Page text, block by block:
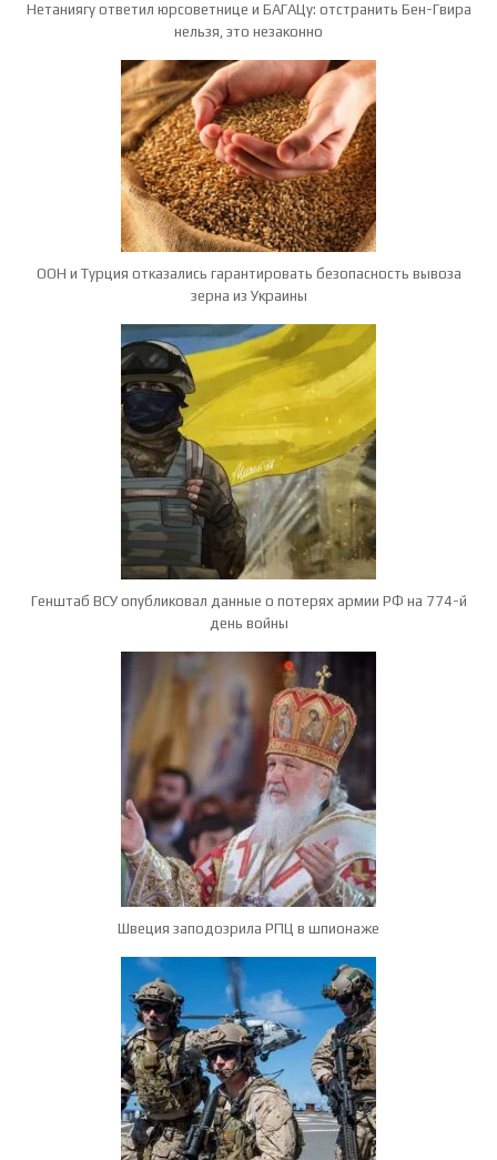
Нетаниягу ответил юрсоветнице и БАГАЦу: отстранить Бен-Гвира
нельзя, это незаконно
ООН и Турция отказались гарантировать безопасность вывоза
зерна из Украины
Генштаб ВСУ опубликовал данные о потерях армии РФ на 774-й
день войны
Швеция заподозрила РПЦ в шпионаже